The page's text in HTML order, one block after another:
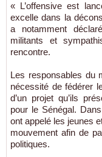
« L’offensive est
excelle dans la
a notamment
militants et
rencontre.
Les responsables du
nécessité de fédérer
d’un projet qu’ils
pour le Sénégal.
ont appelé les jeunes
mouvement afin de
politiques.